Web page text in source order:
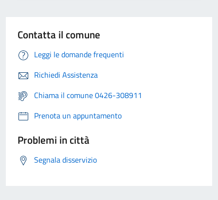
Contatta il comune
Leggi le domande frequenti
Richiedi Assistenza
Chiama il comune 0426-308911
Prenota un appuntamento
Problemi in città
Segnala disservizio